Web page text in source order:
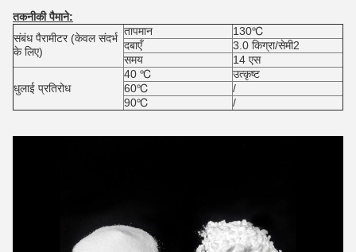
तकनीकी पैमाने:
संबंध पैरामीटर (केवल संदर्भ
के लिए)
तापमान
130℃
दबाएँ
3.0 किग्रा/सेमी2
समय
14 एस
धुलाई प्रतिरोध
40 ℃
उत्कृष्ट
60℃
/
90℃
/